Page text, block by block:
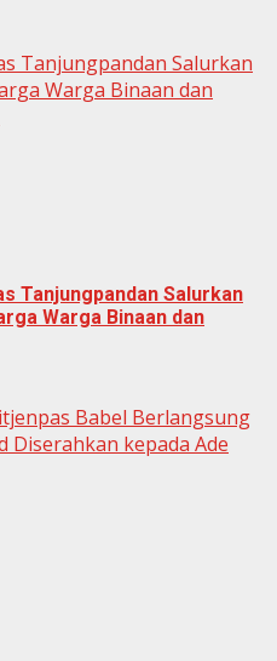
Tanjungpandan Salurkan
Warga Binaan dan
Tanjungpandan Salurkan
Warga Binaan dan
Babel Berlangsung
Diserahkan kepada Ade